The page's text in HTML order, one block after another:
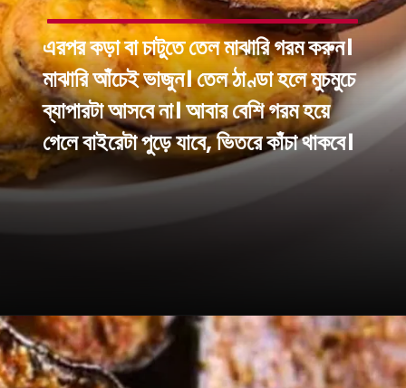
এরপর কড়া বা চাটুতে তেল মাঝারি গরম করুন।
মাঝারি আঁচেই ভাজুন। তেল ঠাণ্ডা হলে মুচমুচে
ব্যাপারটা আসবে না। আবার বেশি গরম হয়ে
গেলে বাইরেটা পুড়ে যাবে, ভিতরে কাঁচা থাকবে।